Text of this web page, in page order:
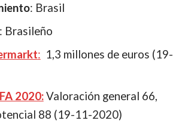
: Brasil
: Brasileño
: 1,3 millones de euros (19-
2020:Valoración general 66,
88 (19-11-2020)